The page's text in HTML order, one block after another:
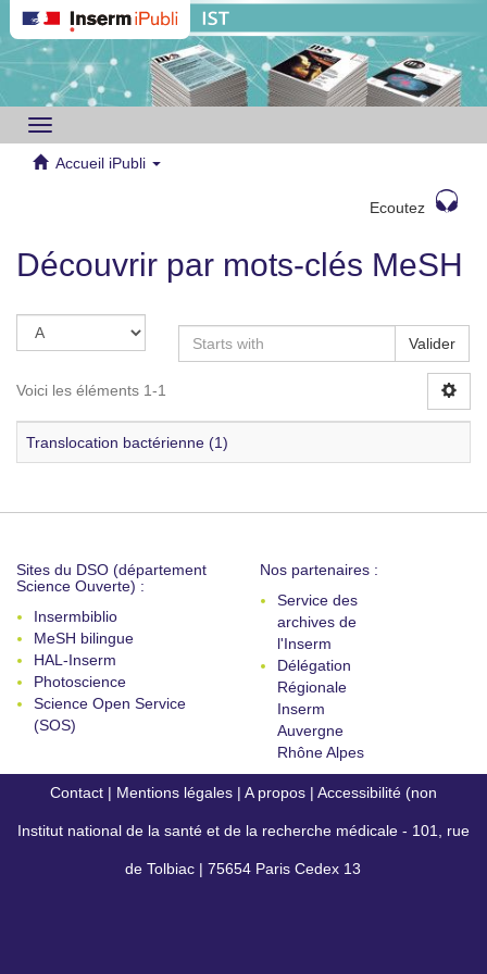
Toggle
navigation
Accueil iPubli
Ecoutez
Découvrir par mots-clés MeSH
Valider
Voici les éléments 1-1
Translocation bactérienne (1)
Sites du DSO (département
Science Ouverte) :
Insermbiblio
MeSH bilingue
HAL-Inserm
Photoscience
Science Open Service
(SOS)
Nos partenaires :
Service des
archives de
l'Inserm
Délégation
Régionale
Inserm
Auvergne
Rhône Alpes
Contact | Mentions légales | A propos | Accessibilité (non
conforme)
Institut national de la santé et de la recherche médicale - 101, rue
de Tolbiac | 75654 Paris Cedex 13